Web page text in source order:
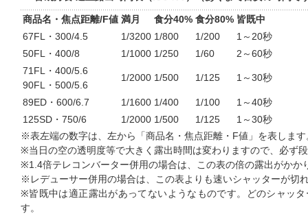
商品名・焦点距離/F値 満月 食分40% 食分80% 皆既中
67FL・300/4.5
1/3200 1/800 1/200
1～20秒
50FL・400/8
1/1000 1/250 1/60
2～60秒
71FL・400/5.6
90FL・500/5.6
1/2000 1/500 1/125 1～30秒
89ED・600/6.7 1/1600 1/400 1/100
1～40秒
125SD・750/6
1/2000 1/500 1/125
1～30秒
※表左端の数字は、左から「商品名・焦点距離・F値」を表します
※当日の空の透明度等で大きく露出時間は変わりますので、必ず
※1.4倍テレコンバーター併用の場合は、この表の倍の露出がかか
※レデューサー併用の場合は、この表よりも速いシャッターが切
※皆既中は適正露出があってないようなものです。どのシャッ
す。